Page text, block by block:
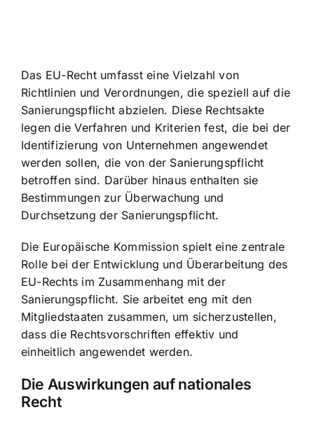
Das EU-Recht umfasst eine Vielzahl von
Richtlinien und Verordnungen, die speziell auf die
Sanierungspflicht abzielen. Diese Rechtsakte
legen die Verfahren und Kriterien fest, die bei der
Identifizierung von Unternehmen angewendet
werden sollen, die von der Sanierungspflicht
betroffen sind. Darüber hinaus enthalten sie
Bestimmungen zur Überwachung und
Durchsetzung der Sanierungspflicht.
Die Europäische Kommission spielt eine zentrale
Rolle bei der Entwicklung und Überarbeitung des
EU-Rechts im Zusammenhang mit der
Sanierungspflicht. Sie arbeitet eng mit den
Mitgliedstaaten zusammen, um sicherzustellen,
dass die Rechtsvorschriften effektiv und
einheitlich angewendet werden.
Die Auswirkungen auf nationales
Recht